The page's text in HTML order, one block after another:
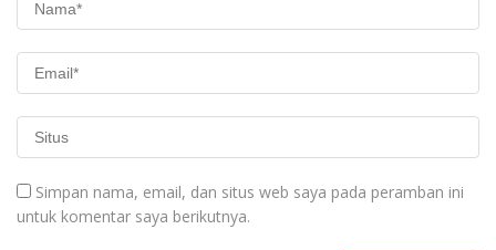
Simpan nama, email, dan situs web saya pada peramban ini
untuk komentar saya berikutnya.